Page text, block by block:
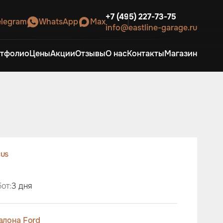
WhatsApp Max+7 (495) 227-73-75
info@eastline-garage.ru
ЦеныАкцииОтзывыО насКонтактыМагазин
3 дня
Ford